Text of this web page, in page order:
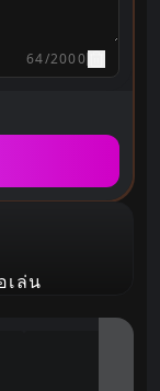
64/2000
เล่น